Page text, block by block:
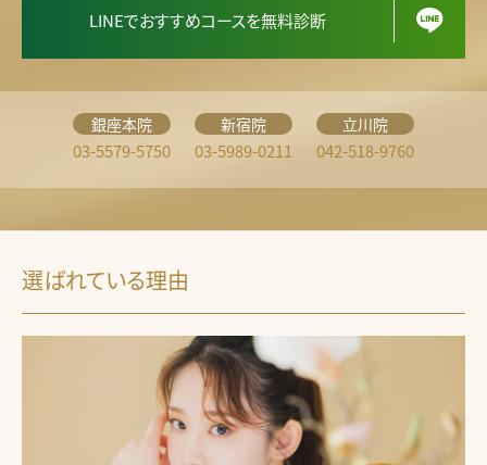
LINEでおすすめコースを無料診断
銀座本院
03-5579-5750
新宿院
03-5989-0211
立川院
042-518-9760
選ばれている理由